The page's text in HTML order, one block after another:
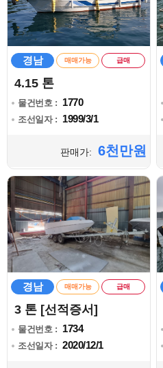
경남 매매가능 급매
4.15 톤
물건번호 : 1770
조선일자 : 1999/3/1
판매가: 6천만원
경남 매매가능 급매
3 톤 [선적증서]
물건번호 : 1734
조선일자 : 2020/12/1